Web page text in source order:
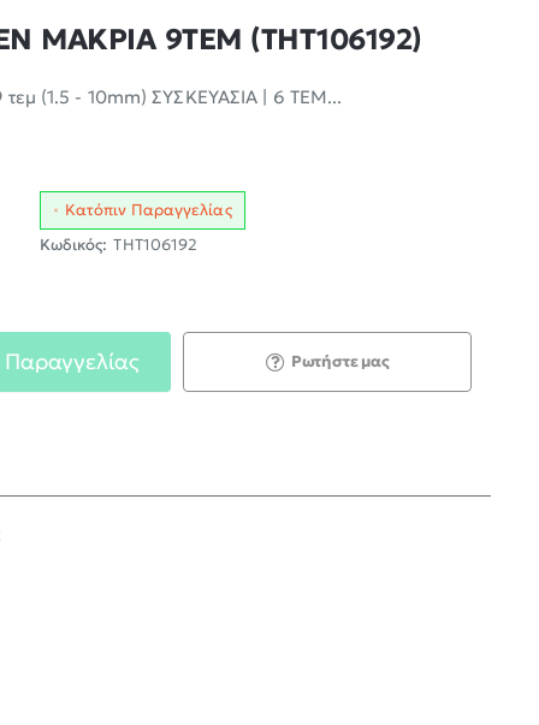
ΜΑΚΡΙΑ 9ΤΕΜ (THT106192)
(1.5 - 10mm) ΣΥΣΚΕΥΑΣΙΑ | 6 ΤΕΜ...
Κατόπιν Παραγγελίας
Κωδικός: THT106192
Παραγγελίας Ρωτήστε μας